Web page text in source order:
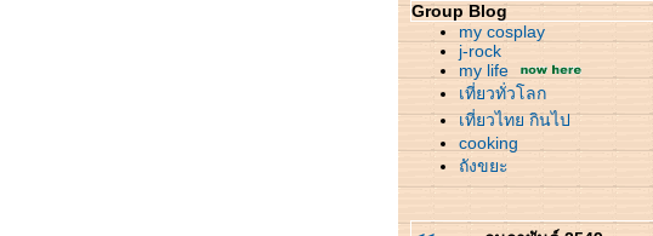
Group Blog
my cosplay
j-rock
my life
เที่ยวทั่วโลก
เที่ยวไทย กินไป
cooking
ถังขยะ